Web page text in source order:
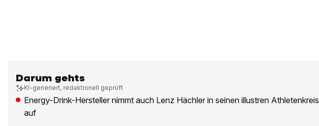
Darum gehts
KI-generiert, redaktionell geprüft
Energy-Drink-Hersteller nimmt auch Lenz Hächler in seinen illustren Athletenkreis
auf